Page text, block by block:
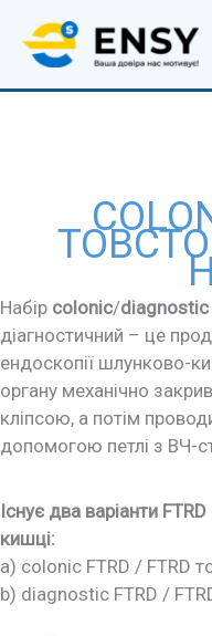
вмісту
Набір colonic/diagnostic
діагностичний – це
ендоскопії шлунково-
органу механічно
кліпсою, а потім
допомогою петлі з ВЧ-
Існує два варіанти
кишці:
a) colonic FTRD / FTRD
b) diagnostic FTRD /